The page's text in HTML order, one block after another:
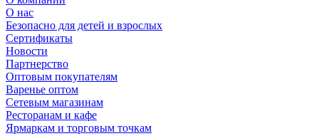
О нас
Безопасно для детей и взрослых
Сертификаты
Новости
Партнерство
Оптовым покупателям
Варенье оптом
Сетевым магазинам
Ресторанам и кафе
Ярмаркам и торговым точкам